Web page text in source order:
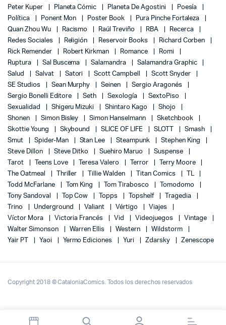
Peter Kuper
Planeta Cómic Planeta De Agostini
Poesía
Política
Ponent Mon Poster Book
Pura Pinche Fortaleza
Quan Zhou Wu
Racismo Raúl Treviño RBA
Recerca
Redes Sociales
Religión Reservoir Books
Richard Corben
Rick Remender
Robert Kirkman Romance
Romi
Ruptura
Sal Buscema Salamandra
Salamandra Graphic
Salud
Salvat Satori Scott Campbell
Scott Snyder
SE Studios
Sean Murphy Seinen
Sergio Aragonés
Sergio Bonelli Editore
Seth Sexología
SextoPiso
Sexualidad
Shigeru Mizuki Shintaro Kago
Shojo
Shonen
Simon Bisley Simon Hanselmann
Sketchbook
Skottie Young
Skybound SLICE OF LIFE SLOTT
Smash
Smut
Spider-Man Stan Lee Steampunk
Stephen King
Steve Dillon
Steve Ditko Suehiro Maruo
Suspense
Tarot
Teens Love Teresa Valero Terror
Terry Moore
The Oatmeal
Thriller Tillie Walden Titan Comics
TL
Todd McFarlane
Tom King Tom Tirabosco
Tomodomo
Tony Sandoval
Top Cow Topps Topshelf
Tragedia
Trino
Underground Valiant Vértigo
Viajes
Víctor Mora
Victoria Francés Vid Videojuegos
Vintage
Walter Simonson
Warren Ellis Western
Wildstorm
Yair PT
Yaoi Yermo Ediciones Yuri Zdarsky Zenescope
Copyright 2018 © CataloniaComics. Todos los derechos reservados